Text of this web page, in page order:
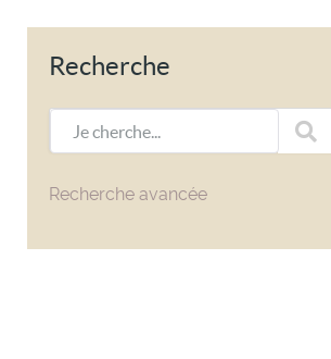
Recherche
Je cherche...
Recherche avancée